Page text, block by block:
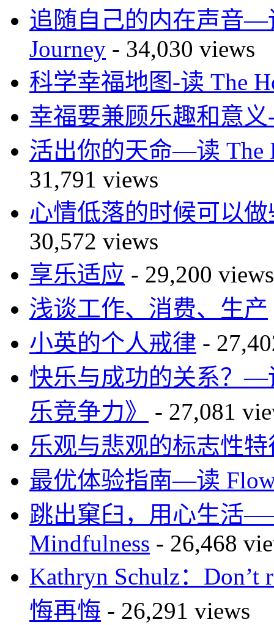
追随自己的内在声音—
Journey - 34,030 views
科学幸福地图-读 The
幸福要兼顾乐趣和意义
活出你的天命—读 The
31,791 views
心情低落的时候可以
30,572 views
享乐适应 - 29,200 views
浅谈工作、消费、生产
小英的个人戒律 -
快乐与成功的关系？—
乐竞争力》
- 27,081
乐观与悲观的标志性
最优体验指南—读
跳出窠臼，用心生活
Mindfulness - 26,468
Kathryn Schulz：
悔再悔 - 26,291 views